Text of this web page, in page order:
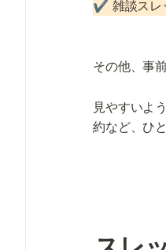
✔️ 雑談スレ
その他、事
見やすいよ
約など、ひ